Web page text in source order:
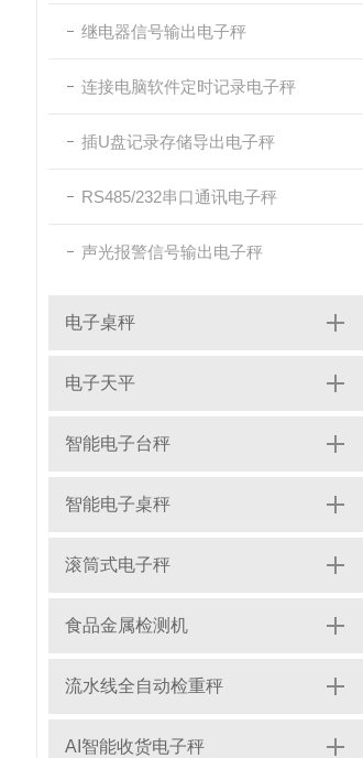
继电器信号输出电子秤
连接电脑软件定时记录电子秤
插U盘记录存储导出电子秤
RS485/232串口通讯电子秤
声光报警信号输出电子秤
电子桌秤
电子天平
智能电子台秤
智能电子桌秤
滚筒式电子秤
食品金属检测机
流水线全自动检重秤
AI智能收货电子秤